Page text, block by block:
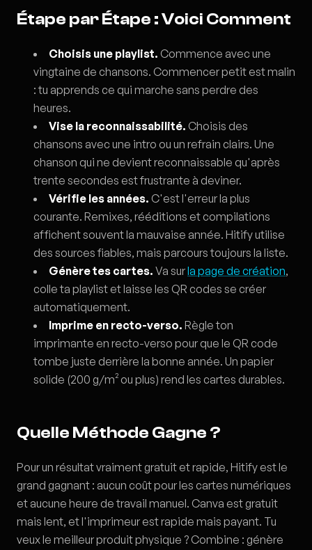
Étape par Étape : Voici Comment
Choisis une playlist. Commence avec une
vingtaine de chansons. Commencer petit est malin
: tu apprends ce qui marche sans perdre des
heures.
Vise la reconnaissabilité. Choisis des
chansons avec une intro ou un refrain clairs. Une
chanson qui ne devient reconnaissable qu'après
trente secondes est frustrante à deviner.
Vérifie les années. C'est l'erreur la plus
courante. Remixes, rééditions et compilations
affichent souvent la mauvaise année. Hitify utilise
des sources fiables, mais parcours toujours la liste.
Génère tes cartes. Va surla page de création,
colle ta playlist et laisse les QR codes se créer
automatiquement.
Imprime en recto-verso. Règle ton
imprimante en recto-verso pour que le QR code
tombe juste derrière la bonne année. Un papier
solide (200 g/m² ou plus) rend les cartes durables.
Quelle Méthode Gagne ?
Pour un résultat vraiment gratuit et rapide, Hitify est le
grand gagnant : aucun coût pour les cartes numériques
et aucune heure de travail manuel. Canva est gratuit
mais lent, et l'imprimeur est rapide mais payant. Tu
veux le meilleur produit physique ? Combine : génère